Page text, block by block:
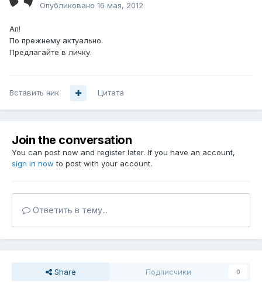
Опубликовано 16 мая, 2012
Ап!
По прежнему актуально.
Предлагайте в личку.
Вставить ник Цитата
Join the conversation
You can post now and register later. If you have an account,
sign in now to post with your account.
Ответить в тему...
Share Подписчики 0